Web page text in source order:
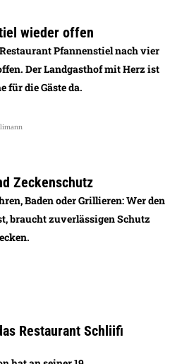
wieder offen
Pfannenstiel nach vier
Der Landgasthof mit Herz ist
für die Gäste da.
Zeckenschutz
Baden oder Grillieren: Wer den
braucht zuverlässigen Schutz
Restaurant Schliifi